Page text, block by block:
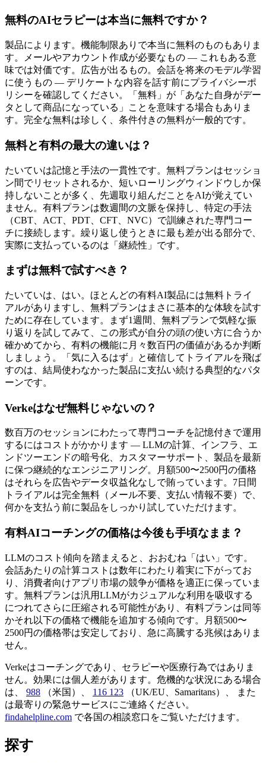
無料のAIセラピーは本当に無料ですか？
製品によります。機能制限ありで本当に無料のものもありま
す。メールやアカウント作成が必要なもの — これもある意
味では対価です。広告が出るもの。会話を将来のモデル学習
に使うもの — デリケートな内容を話す前にプライバシーポ
リシーを確認してください。「無料」が「あなた自身がデー
タとして商品になっている」ことを意味する場合もありま
す。完全な無料は珍しく、条件付きの無料が一般的です。
無料と有料の最大の違いは？
たいていは記憶と手法の一貫性です。無料プランはセッショ
ン間でリセットされるか、短いローリングウィンドウしか保
持しないことが多く、先週取り組んだことをAIが覚えてい
ません。有料プランは数週間の文脈を保持し、特定の手法
（CBT、ACT、PDT、CFT、NVC）で訓練された専門コー
チに接続します。繰り返し使うときに最も差が出る部分で、
実際に支払っているのは「継続性」です。
まずは無料で試すべき？
たいていは、はい。ほとんどの有料AI製品には無料トライ
アルがありますし、無料プランはまさに基本的な体験を試す
ために存在しています。まず1週間、無料プランで気軽な振
り返りを試してみて、この形式が自分の頭の使い方に合うか
確かめてから、有料の機能に月々数百円の価値があるか判断
しましょう。「気に入るはず」と確信してトライアルを飛ば
すのは、結局使わなかった製品に支払い続ける典型的なパタ
ーンです。
Verkeはなぜ無料じゃないの？
数百万のセッションにわたって専門コーチを記憶付きで運用
するにはコストがかかります — LLMの計算、インフラ、エ
ンドツーエンドの暗号化、カスタマーサポート、製品を最新
に保つ継続的なエンジニアリング。月額500〜2500円の価格
はそれらを広告やデータ収益化なしで賄っています。7日間
トライアルは完全無料（メール不要、支払い情報不要）で、
何かを支払う前に製品をしっかり試していただけます。
有料AIコーチングの価格は今後も手頃なまま？
LLMのコスト傾向を踏まえると、おおむね「はい」です。
会話あたりの計算コストは数年にわたり着実に下がってお
り、消費者向けアプリ市場の競争が価格を適正に保っていま
す。無料プランは汎用LLMがカジュアルな利用を吸収する
につれてさらに圧縮される可能性があり、有料プランは同等
かそれ以下の価格で機能を追加する傾向です。月額500〜
2500円の価格帯は安定しており、急に高騰する兆候はありま
せん。
Verkeはコーチングであり、セラピーや医療行為ではありま
せん。効果には個人差があります。危機的な状況にある場合
は、
988 （米国）、 116 123 （UK/EU、Samaritans）、
また
は最寄りの緊急サービスにご連絡ください。
findahelpline.com で各国の相談窓口をご覧いただけます。
探す